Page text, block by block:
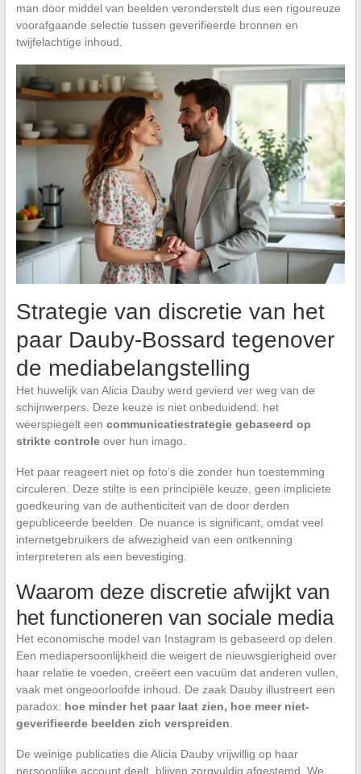
man door middel van beelden veronderstelt dus een rigoureuze
voorafgaande selectie tussen geverifieerde bronnen en
twijfelachtige inhoud.
Strategie van discretie van het
paar Dauby-Bossard tegenover
de mediabelangstelling
Het huwelijk van Alicia Dauby werd gevierd ver weg van de
schijnwerpers. Deze keuze is niet onbeduidend: het
weerspiegelt een communicatiestrategie gebaseerd op
strikte controleover hun imago.
Het paar reageert niet op foto’s die zonder hun toestemming
circuleren. Deze stilte is een principiële keuze, geen impliciete
goedkeuring van de authenticiteit van de door derden
gepubliceerde beelden. De nuance is significant, omdat veel
internetgebruikers de afwezigheid van een ontkenning
interpreteren als een bevestiging.
Waarom deze discretie afwijkt van
het functioneren van sociale media
Het economische model van Instagram is gebaseerd op delen.
Een mediapersoonlijkheid die weigert de nieuwsgierigheid over
haar relatie te voeden, creëert een vacuüm dat anderen vullen,
vaak met ongeoorloofde inhoud. De zaak Dauby illustreert een
paradox: hoe minder het paar laat zien, hoe meer niet-
geverifieerde beelden zich verspreiden.
De weinige publicaties die Alicia Dauby vrijwillig op haar
persoonlijke account deelt, blijven zorgvuldig afgestemd. We